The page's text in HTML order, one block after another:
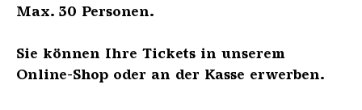
Max. 30 Personen.
Sie können Ihre Tickets in unserem
Online-Shop oder an der Kasse erwerben.